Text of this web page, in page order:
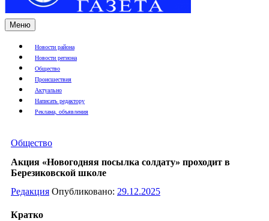
Меню
Новости района
Новости региона
Общество
Происшествия
Актуально
Написать редактору
Реклама, объявления
Общество
Акция «Новогодняя посылка солдату» проходит в
Березиковской школе
Редакция Опубликовано: 29.12.2025
Кратко